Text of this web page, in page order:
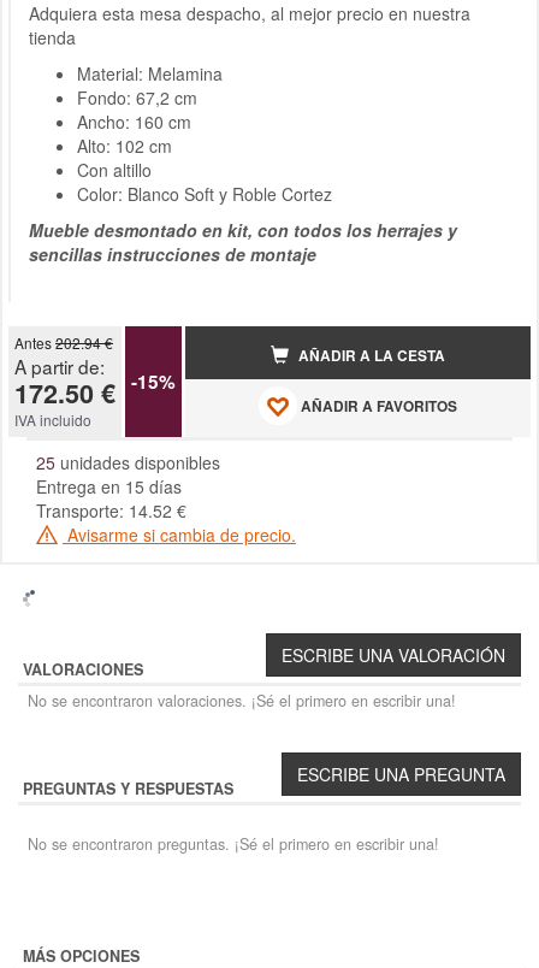
Adquiera esta mesa despacho, al mejor precio en nuestra
tienda
Material: Melamina
Fondo: 67,2 cm
Ancho: 160 cm
Alto: 102 cm
Con altillo
Color: Blanco Soft y Roble Cortez
Mueble desmontado en kit, con todos los herrajes y
sencillas instrucciones de montaje
Antes202.94 €
A partir de:
172.50 €
IVA incluido
-15%
AÑADIR A LA CESTA
AÑADIR A FAVORITOS
25 unidades disponibles
Entrega en 15 días
Transporte: 14.52 €
Avisarme si cambia de precio.
VALORACIONES
No se encontraron valoraciones. ¡Sé el primero en escribir una!
PREGUNTAS Y RESPUESTAS
No se encontraron preguntas. ¡Sé el primero en escribir una!
MÁS OPCIONES